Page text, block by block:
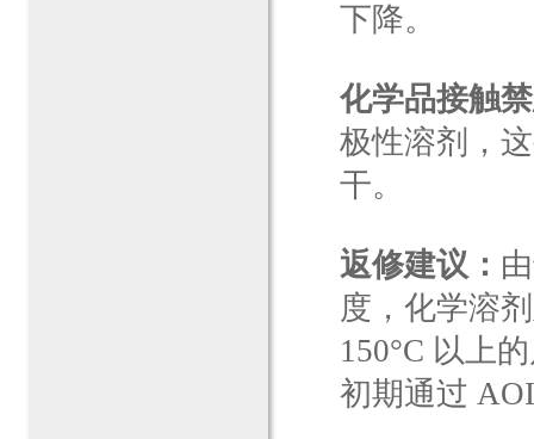
下降。
化学品接触
极性溶剂，
干。
返修建议：
度，化学溶
150°C 以上
初期通过